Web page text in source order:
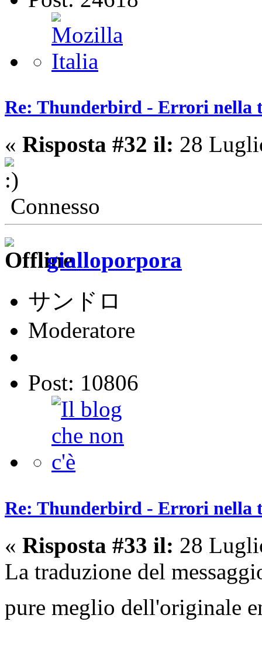
Re: Thunderbird - Errori nella
« Risposta #32 il: 28
Connesso
gialloporpora
サンドロ
Moderatore
Post: 10806
Re: Thunderbird - Errori nella
« Risposta #33 il: 28
La traduzione del
pure meglio dell'originale